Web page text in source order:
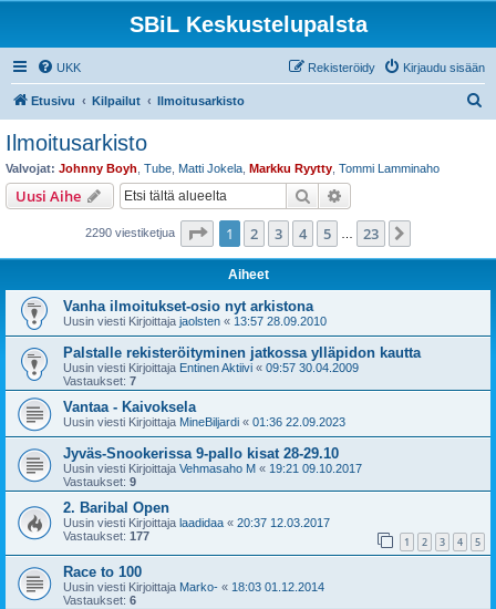
SBiL Keskustelupalsta
UKK Kirjaudu sisään
Rekisteröidy
Etusivu Kilpailut Ilmoitusarkisto
Ilmoitusarkisto
Valvojat: Johnny Boyh Tube Matti Jokela Markku Ryytty Tommi Lamminaho
Uusi Aihe Etsi
2290 viestiketjua Sivu /23
1 2 3 4 5 23
Aiheet
Vanha ilmoitukset-osio nyt arkistona
Uusin viesti Kirjoittaja jaolsten « 13:57 28.09.2010
Palstalle rekisteröityminen jatkossa ylläpidon kautta
Uusin viesti Kirjoittaja Entinen Aktiivi « 09:57 30.04.2009
Vastaukset: 7
Vantaa - Kaivoksela
Uusin viesti Kirjoittaja MineBiljardi « 01:36 22.09.2023
Jyväs-Snookerissa 9-pallo kisat 28-29.10
Uusin viesti Kirjoittaja Vehmasaho M « 19:21 09.10.2017
Vastaukset: 9
2. Baribal Open
Uusin viesti Kirjoittaja laadidaa « 20:37 12.03.2017
Vastaukset: 177 1 2 3 4 5
Race to 100
Uusin viesti Kirjoittaja Marko- « 18:03 01.12.2014
Vastaukset: 6